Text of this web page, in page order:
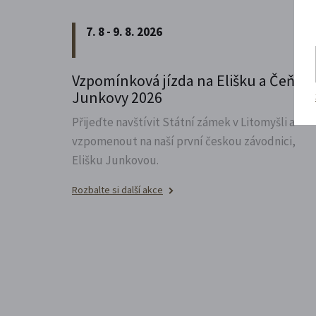
7. 8 - 9. 8. 2026
Vzpomínková jízda na Elišku a Čeňka
Junkovy 2026
Přijeďte navštívit Státní zámek v Litomyšli a
vzpomenout na naší první českou závodnici,
Elišku Junkovou.
Rozbalte si další akce